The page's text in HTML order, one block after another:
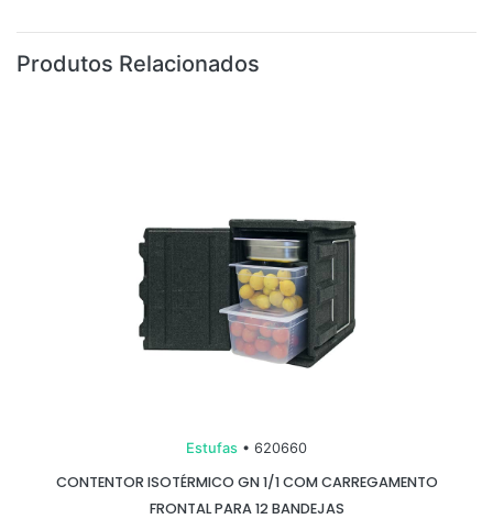
Produtos Relacionados
Estufas • 620660
CONTENTOR ISOTÉRMICO GN 1/1 COM CARREGAMENTO
FRONTAL PARA 12 BANDEJAS